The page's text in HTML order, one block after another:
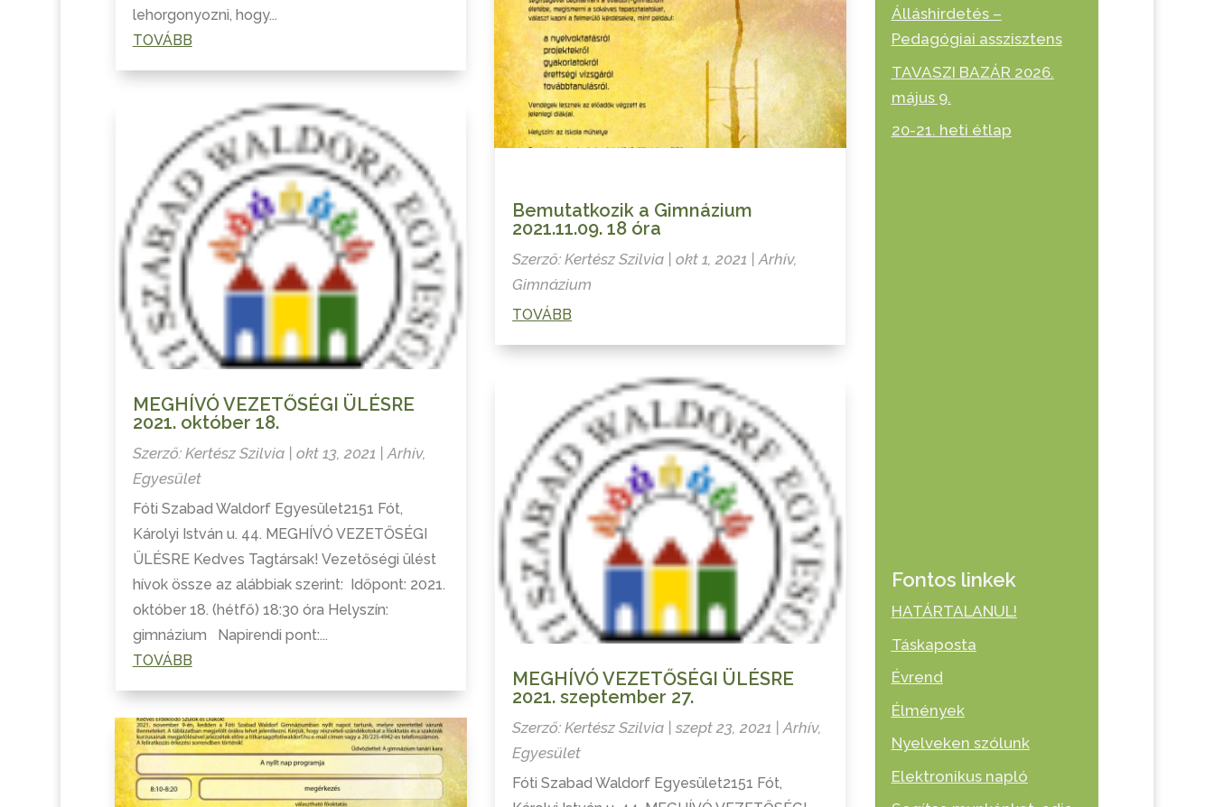
lehorgonyozni, hogy...
TOVÁBB
MEGHÍVÓ VEZETŐSÉGI ÜLÉSRE
2021. október 18.
Szerző: Kertész Szilvia| okt 13, 2021 | Arhív,
Egyesület
Fóti Szabad Waldorf Egyesület2151 Fót,
Károlyi István u. 44. MEGHÍVÓ VEZETŐSÉGI
ÜLÉSRE Kedves Tagtársak! Vezetőségi ülést
hívok össze az alábbiak szerint: Időpont: 2021.
október 18. (hétfő) 18:30 óra Helyszín:
gimnázium Napirendi pont:...
TOVÁBB
Bemutatkozik a Gimnázium
2021.11.09. 18 óra
Szerző:Kertész Szilvia |okt 1, 2021 |Arhív,
Gimnázium
TOVÁBB
MEGHÍVÓ VEZETŐSÉGI ÜLÉSRE
2021. szeptember 27.
Szerző:Kertész Szilvia |szept 23, 2021 |Arhív,
Egyesület
Fóti Szabad Waldorf Egyesület2151 Fót,
Álláshirdetés –
Pedagógiai asszisztens
TAVASZI BAZÁR 2026.
május 9.
20-21. heti étlap
Fontos linkek
HATÁRTALANUL!
Táskaposta
Évrend
Élmények
Nyelveken szólunk
Elektronikus napló